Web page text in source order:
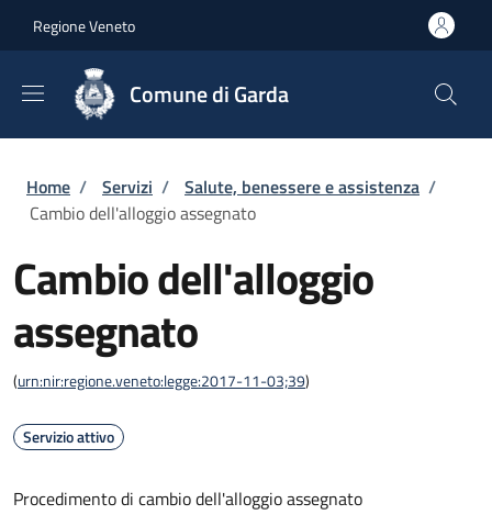
Regione Veneto
Comune di Garda
Briciole di pane
Home / Servizi / Salute, benessere e assistenza /
Cambio dell'alloggio assegnato
Cambio dell'alloggio
assegnato
(urn:nir:regione.veneto:legge:2017-11-03;39)
Servizio attivo
Procedimento di cambio dell'alloggio assegnato